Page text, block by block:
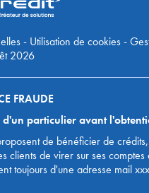
- Utilisation de cookies-
2026
FRAUDE
particulier avant
de bénéficier de
de virer sur ses
toujours d'une adresse mail